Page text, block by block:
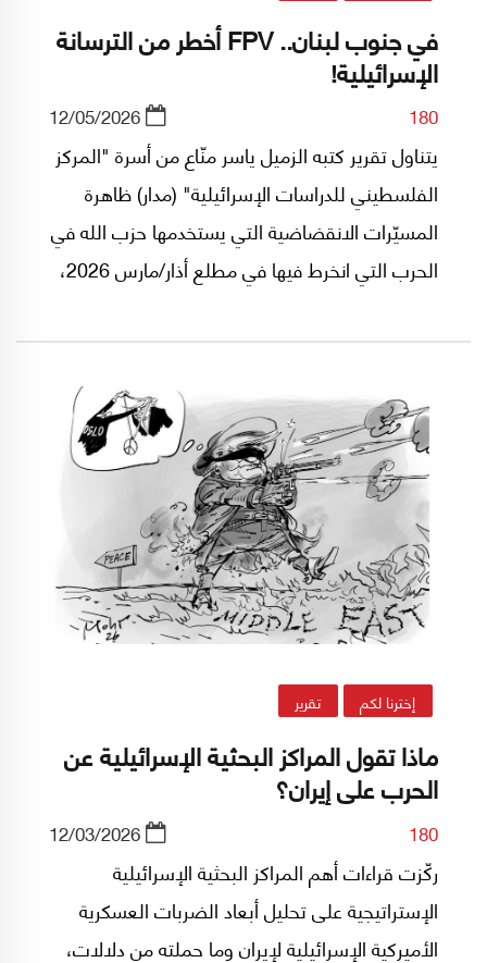
في جنوب لبنان.. FPV أخطر من الترسانة
الإسرائيلية!
180
12/05/2026
يتناول تقرير كتبه الزميل ياسر منّاع من أسرة "المركز
الفلسطيني للدراسات الإسرائيلية" (مدار) ظاهرة
المسيّرات الانقضاضية التي يستخدمها حزب الله في
الحرب التي انخرط فيها في مطلع أذار/مارس 2026،
المعروفة باسم FPV، أي (First Person View)،
والموجّهة بالألياف البصرية، وهي عبارة عن سلاح
منخفض الكلفة يضغط على الجيش الإسرائيلي،
ويختبر قدرته على التكيّف مع نمط حرب يتطور
بسرعة تفوق وتيرة تحديث منظوماته الدفاعية.
إخترنا لكم تقرير
ماذا تقول المراكز البحثية الإسرائيلية عن
الحرب على إيران؟
180
12/03/2026
ركّزت قراءات أهم المراكز البحثية الإسرائيلية
الإستراتيجية على تحليل أبعاد الضربات العسكرية
الأميركية الإسرائيلية لإيران وما حملته من دلالات،